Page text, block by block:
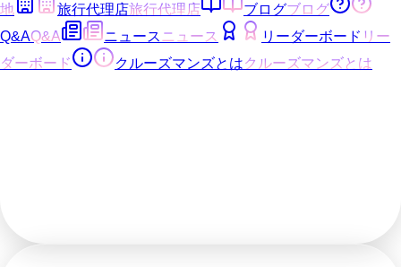
地
旅行代理店旅行代理店 ブログブログ
Q&AQ&A ニュース ニュース リーダーボード リー
ダーボード
クルーズマンズとはクルーズマンズとは